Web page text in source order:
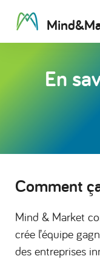
Mind&M
En
Comment
Mind & Market
crée l’équipe
des entreprises